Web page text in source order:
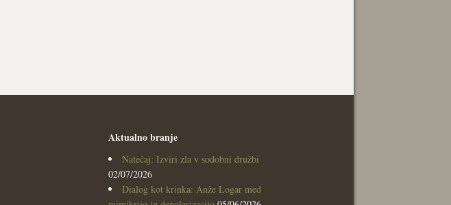
Aktualno branje
Natečaj: Izviri zla v sodobni družbi
02/07/2026
Dialog kot krinka: Anže Logar med